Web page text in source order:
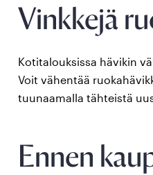
Vinkkejä
Kotitalouksissa hävikin
Voit vähentää
tuunaamalla tähteistä
Ennen